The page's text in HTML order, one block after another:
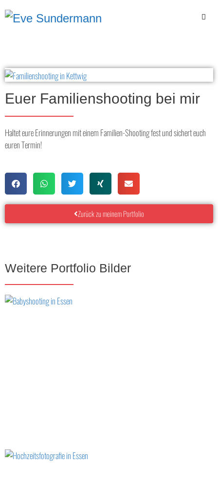
Euer Familienshooting bei mir
Haltet eure Erinnerungen mit einem Familien-Shooting fest und sichert euch
euren Termin!
Zurück zu meinem Portfolio
Weitere Portfolio Bilder